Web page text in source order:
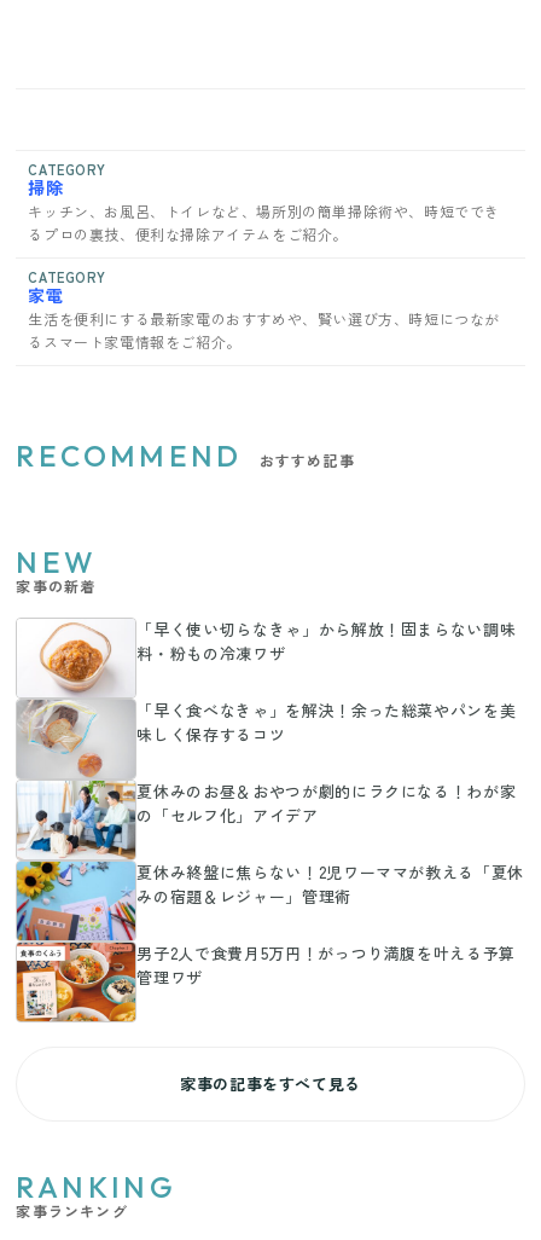
CATEGORY
掃除
キッチン、お風呂、トイレなど、場所別の簡単掃除術や、時短ででき
るプロの裏技、便利な掃除アイテムをご紹介。
CATEGORY
家電
生活を便利にする最新家電のおすすめや、賢い選び方、時短につなが
るスマート家電情報をご紹介。
RECOMMEND おすすめ記事
NEW
家事の新着
「早く使い切らなきゃ」から解放！固まらない調味
料・粉もの冷凍ワザ
「早く食べなきゃ」を解決！余った総菜やパンを美
味しく保存するコツ
夏休みのお昼＆おやつが劇的にラクになる！わが家
の「セルフ化」アイデア
夏休み終盤に焦らない！2児ワーママが教える「夏休
みの宿題＆レジャー」管理術
男子2人で食費月5万円！がっつり満腹を叶える予算
管理ワザ
家事の記事をすべて見る
RANKING
家事ランキング